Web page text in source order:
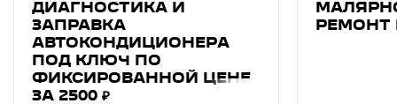
ДИАГНОСТИКA И
ЗAПPAВКA
АВТОКОНДИЦИОНEРA
ПОД КЛЮЧ ПО
ФИКСИРОВАННОЙ ЦЕНЕ
ЗА 2500 ₽
РЕМОНТ